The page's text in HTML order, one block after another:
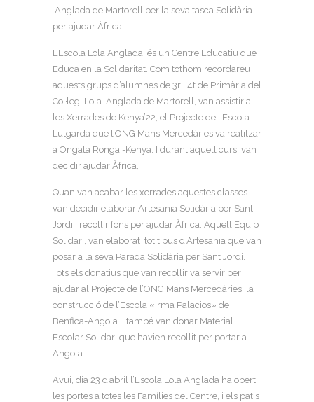
Anglada de Martorell per la seva tasca Solidària
per ajudar Àfrica.
L’Escola Lola Anglada, és un Centre Educatiu que
Educa en la Solidaritat. Com tothom recordareu
aquests grups d’alumnes de 3r i 4t de Primària del
Col·legi Lola Anglada de Martorell, van assistir a
les Xerrades de Kenya’22, el Projecte de l’Escola
Lutgarda que l’ONG Mans Mercedàries va realitzar
a Ongata Rongai-Kenya. I durant aquell curs, van
decidir ajudar Àfrica,
Quan van acabar les xerrades aquestes classes
van decidir elaborar Artesania Solidària per Sant
Jordi i recollir fons per ajudar Àfrica. Aquell Equip
Solidari, van elaborat tot tipus d’Artesania que van
posar a la seva Parada Solidària per Sant Jordi.
Tots els donatius que van recollir va servir per
ajudar al Projecte de l’ONG Mans Mercedàries: la
construcció de l’Escola «Irma Palacios» de
Benfica-Angola. I també van donar Material
Escolar Solidari que havien recollit per portar a
Angola.
Avui, dia 23 d’abril l’Escola Lola Anglada ha obert
les portes a totes les Famílies del Centre, i els patis